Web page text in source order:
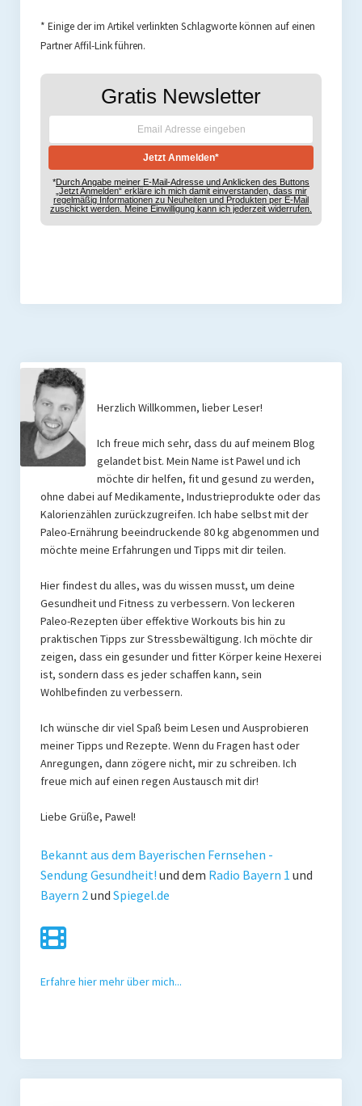
* Einige der im Artikel verlinkten Schlagworte können auf einen
Partner Affil-Link führen.
Gratis Newsletter
*Durch Angabe meiner E-Mail-Adresse und Anklicken des Buttons
„Jetzt Anmelden“ erkläre ich mich damit einverstanden, dass mir
regelmäßig Informationen zu Neuheiten und Produkten per E-Mail
zuschickt werden. Meine Einwilligung kann ich jederzeit widerrufen.
Herzlich Willkommen, lieber Leser!
Ich freue mich sehr, dass du auf meinem Blog
gelandet bist. Mein Name ist Pawel und ich
möchte dir helfen, fit und gesund zu werden,
ohne dabei auf Medikamente, Industrieprodukte oder das
Kalorienzählen zurückzugreifen. Ich habe selbst mit der
Paleo-Ernährung beeindruckende 80 kg abgenommen und
möchte meine Erfahrungen und Tipps mit dir teilen.
Hier findest du alles, was du wissen musst, um deine
Gesundheit und Fitness zu verbessern. Von leckeren
Paleo-Rezepten über effektive Workouts bis hin zu
praktischen Tipps zur Stressbewältigung. Ich möchte dir
zeigen, dass ein gesunder und fitter Körper keine Hexerei
ist, sondern dass es jeder schaffen kann, sein
Wohlbefinden zu verbessern.
Ich wünsche dir viel Spaß beim Lesen und Ausprobieren
meiner Tipps und Rezepte. Wenn du Fragen hast oder
Anregungen, dann zögere nicht, mir zu schreiben. Ich
freue mich auf einen regen Austausch mit dir!
Liebe Grüße, Pawel!
Bekannt aus dem Bayerischen Fernsehen -
Sendung Gesundheit! und dem Radio Bayern 1 und
Bayern 2 und Spiegel.de
Erfahre hier mehr über mich...